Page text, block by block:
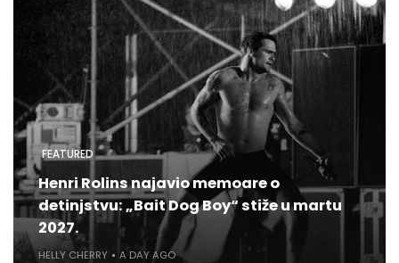
FEATURED
Henri Rolins najavio memoare o
detinjstvu: „Bait Dog Boy“ stiže u martu
2027.
HELLY CHERRY A DAY AGO